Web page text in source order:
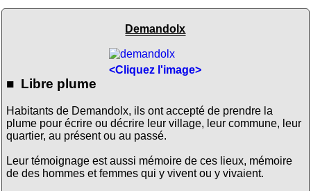
Demandolx
<Cliquez l'image>
■ Libre plume
Habitants de Demandolx, ils ont accepté de prendre la
plume pour écrire ou décrire leur village, leur commune, leur
quartier, au présent ou au passé.
Leur témoignage est aussi mémoire de ces lieux, mémoire
de des hommes et femmes qui y vivent ou y vivaient.